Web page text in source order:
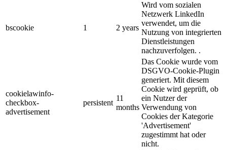
bscookie 1 2 years
Wird vom sozialen
Netzwerk LinkedIn
verwendet, um die
Nutzung von integrierten
Dienstleistungen
nachzuverfolgen. .
cookielawinfo-
checkbox-
advertisement
persistent
11
months
Das Cookie wurde vom
DSGVO-Cookie-Plugin
generiert. Mit diesem
Cookie wird geprüft, ob
ein Nutzer der
Verwendung von
Cookies der Kategorie
'Advertisement'
zugestimmt hat oder
nicht.